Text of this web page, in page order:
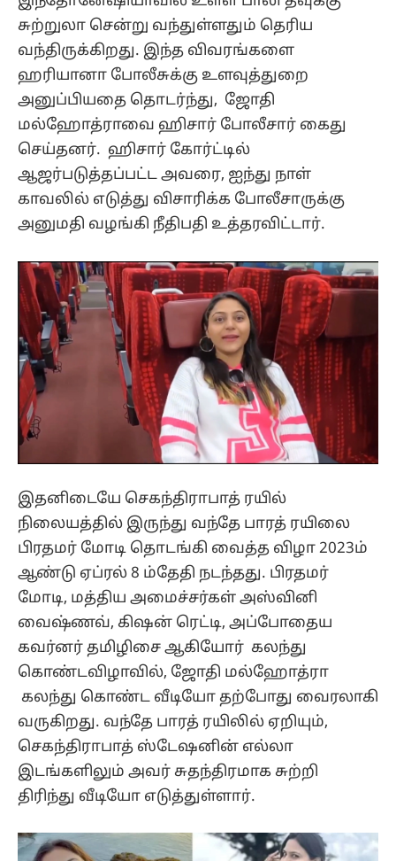
சுற்றுலா சென்று வந்துள்ளதும் தெரிய
வந்திருக்கிறது. இந்த விவரங்களை
ஹரியானா போலீசுக்கு உளவுத்துறை
அனுப்பியதை தொடர்ந்து, ஜோதி
மல்ஹோத்ராவை ஹிசார் போலீசார் கைது
செய்தனர். ஹிசார் கோர்ட்டில்
ஆஜர்படுத்தப்பட்ட அவரை, ஐந்து நாள்
காவலில் எடுத்து விசாரிக்க போலீசாருக்கு
அனுமதி வழங்கி நீதிபதி உத்தரவிட்டார்.
இதனிடையே செகந்திராபாத் ரயில்
நிலையத்தில் இருந்து வந்தே பாரத் ரயிலை
பிரதமர் மோடி தொடங்கி வைத்த விழா 2023ம்
ஆண்டு ஏப்ரல் 8 ம்தேதி நடந்தது. பிரதமர்
மோடி, மத்திய அமைச்சர்கள் அஸ்வினி
வைஷ்ணவ், கிஷன் ரெட்டி, அப்போதைய
கவர்னர் தமிழிசை ஆகியோர் கலந்து
கொண்டவிழாவில், ஜோதி மல்ஹோத்ரா
கலந்து கொண்ட வீடியோ தற்போது வைரலாகி
வருகிறது. வந்தே பாரத் ரயிலில் ஏறியும்,
செகந்திராபாத் ஸ்டேஷனின் எல்லா
இடங்களிலும் அவர் சுதந்திரமாக சுற்றி
திரிந்து வீடியோ எடுத்துள்ளார்.